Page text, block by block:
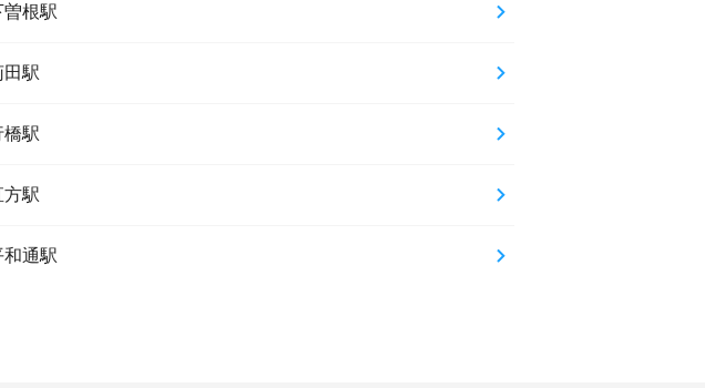
曽根駅
田駅
橋駅
方駅
和通駅